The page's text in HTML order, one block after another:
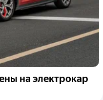
на электрокар